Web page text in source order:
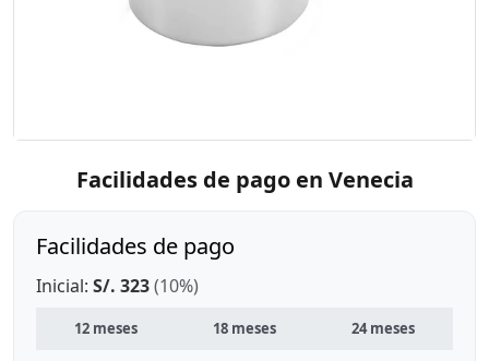
Facilidades de pago en Venecia
Facilidades de pago
Inicial: S/. 323(10%)
12 meses 18 meses 24 meses